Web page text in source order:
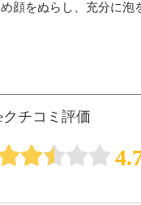
顔をぬらし、充分に泡
クチコミ評価